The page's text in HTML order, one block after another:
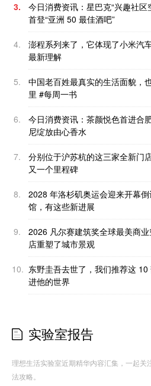
3.
今日消费资讯：星巴克“兴趣社
首登“亚洲 50 最佳酒吧”
4.
澎程系列来了，它体现了小米汽
最新理解
5.
中国老百姓最真实的生活面貌，
里 #每周一书
6.
今日消费资讯：茶颜悦色首进合
尼绽放由心香水
7.
分别位于沪苏杭的这三家全新门
又一个里程碑
8.
2028 年洛杉矶奥运会迎来开幕
馆，有这些新进展
9.
2026 凡尔赛建筑奖全球最美商
店重塑了城市景观
10. 东野圭吾去世了，我们推荐这
进他的世界
实验室报告
理想生活实验室近期精华内容汇集，一起关
法攻略。